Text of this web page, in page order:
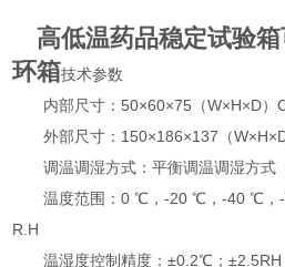
高低温药品稳定试验
环箱技术参数
内部尺寸：50×60×75（W×H×D）
外部尺寸：150×186×137（
调温调湿方式：平衡调温调湿方式
温度范围：0 ℃，-20 ℃，-40 ℃，
R.H
温湿度控制精度：±0.2℃；±2.5RH